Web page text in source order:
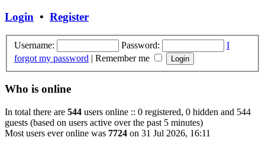
Login • Register
Username: Password:
I
forgot my password | Remember me
Who is online
In total there are 544 users online :: 0 registered, 0 hidden and 544
guests (based on users active over the past 5 minutes)
Most users ever online was 7724 on 31 Jul 2026, 16:11